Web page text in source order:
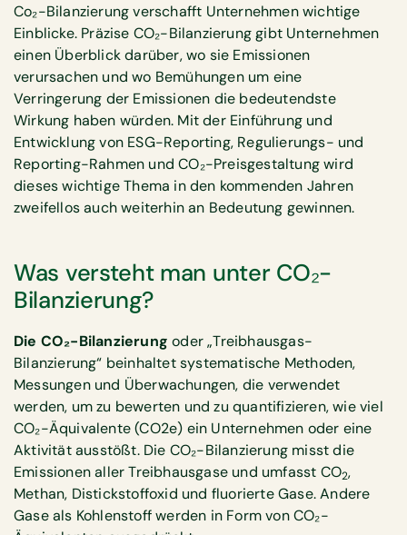
Co₂-Bilanzierung verschafft Unternehmen wichtige
Einblicke. Präzise CO₂-Bilanzierung gibt Unternehmen
einen Überblick darüber, wo sie Emissionen
verursachen und wo Bemühungen um eine
Verringerung der Emissionen die bedeutendste
Wirkung haben würden. Mit der Einführung und
Entwicklung von ESG-Reporting, Regulierungs- und
Reporting-Rahmen und CO₂-Preisgestaltung wird
dieses wichtige Thema in den kommenden Jahren
zweifellos auch weiterhin an Bedeutung gewinnen.
Was versteht man unter CO₂-
Bilanzierung?
Die CO₂-Bilanzierung oder „Treibhausgas-
Bilanzierung“ beinhaltet systematische Methoden,
Messungen und Überwachungen, die verwendet
werden, um zu bewerten und zu quantifizieren, wie viel
CO₂-Äquivalente (CO2e) ein Unternehmen oder eine
Aktivität ausstößt. Die CO₂-Bilanzierung misst die
Emissionen aller Treibhausgase und umfasst CO2,
Methan, Distickstoffoxid und fluorierte Gase. Andere
Gase als Kohlenstoff werden in Form von CO₂-